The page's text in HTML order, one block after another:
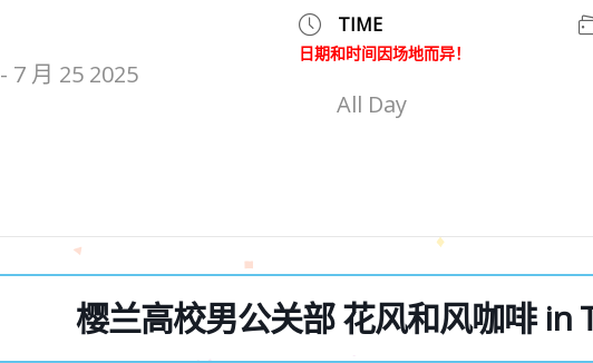
- 7 月 25 2025
TIME
日期和时间因场地而异！
All Day
樱兰高校男公关部 花风和风咖啡 in